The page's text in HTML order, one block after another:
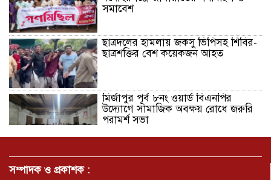
সমাবেশ
ছাত্রদলের হামলায় জকসু ভিপিসহ শিবির-
ছাত্রশক্তির বেশ কয়েকজন আহত
মির্জাপুর পূর্ব ৮নং ওয়ার্ড বিএনপির
উদ্যোগে সামাজিক অবক্ষয় রোধে জরুরি
পরামর্শ সভা
ভ্রমণ কাহিনী: পদ্মা পারে আনন্দ ভ্রমণ –
সম্পাদক ও প্রকাশক :